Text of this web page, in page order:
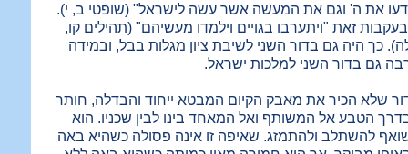
את ה' וגם את המעשה אשר עשה לישראל" (שופטי ב, י).
זאת "ויתערבו בגויים וילמדו מעשיהם" (תהילים קו,
כך היה גם בדור השני לשיבת ציון מגלות בבל, ובמידה
גם בדור השני למלכות ישראל.
שלא הכיר את מאבק הקיום המבטא ייחוד והבדלה, חותר
הטבע אל המשותף ואל המאחד בינו לבין שכניו. הוא
להשתלב ולהתמזג. שאיפה זו אינה פסולה כשהיא באה